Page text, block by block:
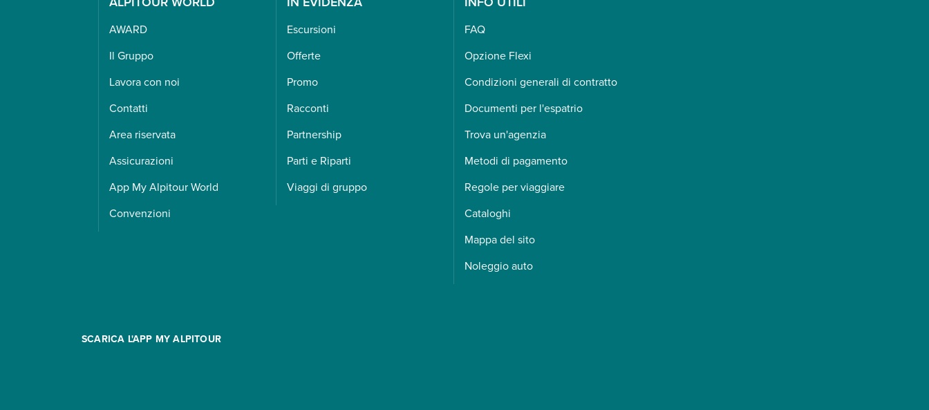
AWARD
Il Gruppo
Lavora con noi
Contatti
Area riservata
Assicurazioni
App My Alpitour World
Convenzioni
Escursioni
Offerte
Promo
Racconti
Partnership
Parti e Riparti
Viaggi di gruppo
FAQ
Opzione Flexi
Condizioni generali di contratto
Documenti per l'espatrio
Trova un'agenzia
Metodi di pagamento
Regole per viaggiare
Cataloghi
Mappa del sito
Noleggio auto
SCARICA L'APP MY ALPITOUR